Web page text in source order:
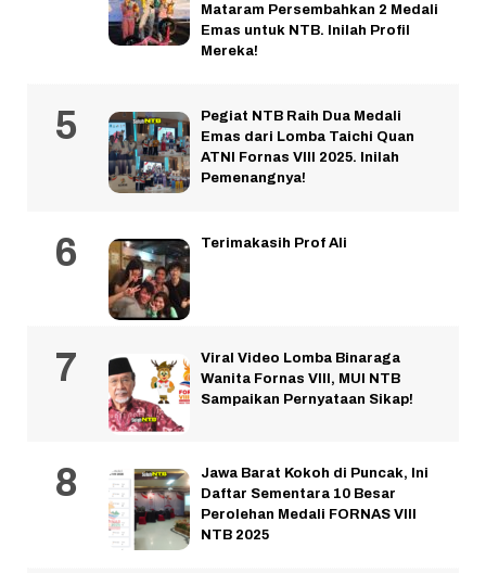
Mataram Persembahkan 2 Medali
Emas untuk NTB. Inilah Profil
Mereka!
Pegiat NTB Raih Dua Medali
Emas dari Lomba Taichi Quan
ATNI Fornas VIII 2025. Inilah
Pemenangnya!
Terimakasih Prof Ali
Viral Video Lomba Binaraga
Wanita Fornas VIII, MUI NTB
Sampaikan Pernyataan Sikap!
Jawa Barat Kokoh di Puncak, Ini
Daftar Sementara 10 Besar
Perolehan Medali FORNAS VIII
NTB 2025